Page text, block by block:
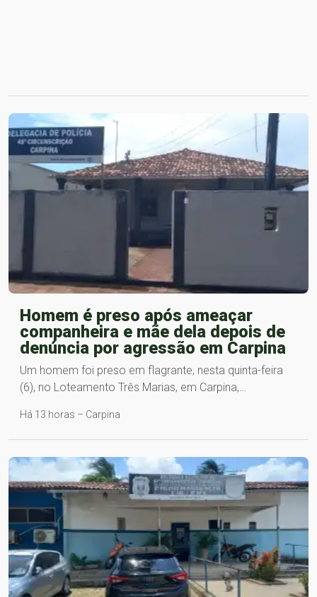
Homem é preso após ameaçar
companheira e mãe dela depois de
denúncia por agressão em Carpina
Um homem foi preso em flagrante, nesta quinta-feira
(6), no Loteamento Três Marias, em Carpina,…
Há 13 horas – Carpina